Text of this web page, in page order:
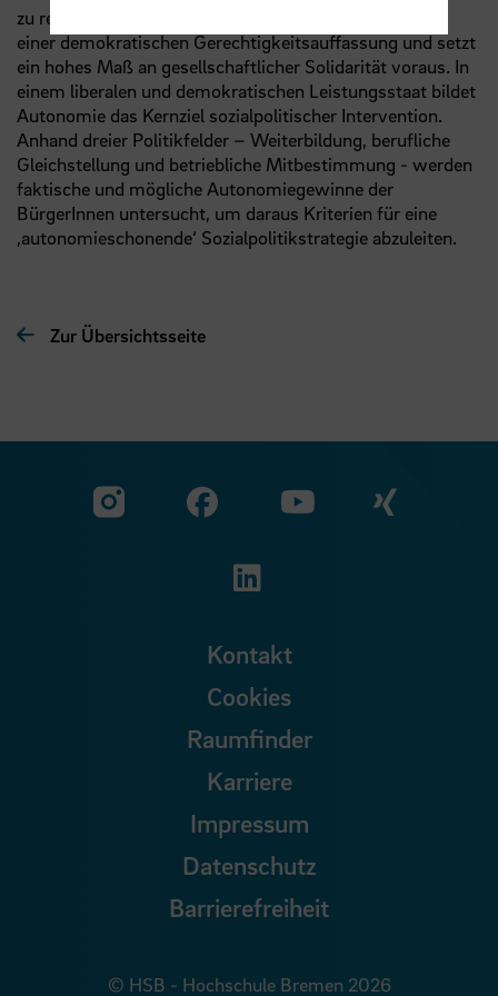
zu realisieren, bezeichnet. Ihre Förderung ist Ausdruck
einer demokratischen Gerechtigkeitsauffassung und setzt
ein hohes Maß an gesellschaftlicher Solidarität voraus. In
einem liberalen und demokratischen Leistungsstaat bildet
Autonomie das Kernziel sozialpolitischer Intervention.
Anhand dreier Politikfelder – Weiterbildung, berufliche
Gleichstellung und betriebliche Mitbestimmung - werden
faktische und mögliche Autonomiegewinne der
BürgerInnen untersucht, um daraus Kriterien für eine
‚autonomieschonende‘ Sozialpolitikstrategie abzuleiten.
Zur Übersichtsseite
Zu unserer Facebook
Zu
Zu unserer
Kontakt
Cookies
Raumfinder
Karriere
Impressum
Datenschutz
Barrierefreiheit
© HSB - Hochschule Bremen 2026